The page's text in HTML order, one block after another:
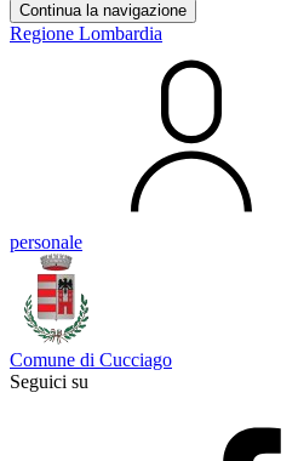
Continua la navigazione
Regione Lombardia
personale
Comune di Cucciago
Seguici su